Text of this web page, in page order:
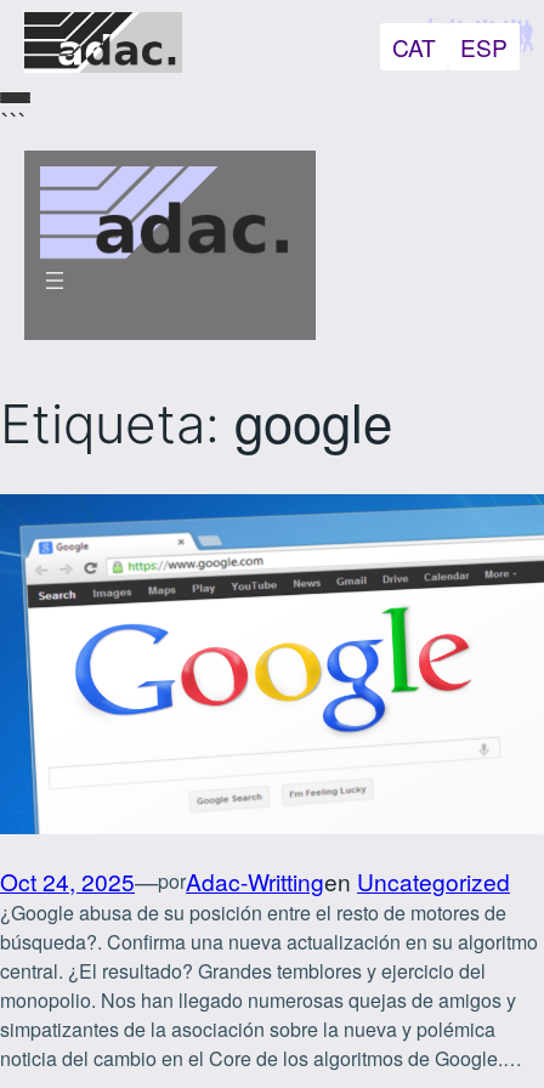
CAT ESP
```
Etiqueta: google
Oct 24, 2025—porAdac-Writtingen Uncategorized
¿Google abusa de su posición entre el resto de motores de
búsqueda?. Confirma una nueva actualización en su algoritmo
central. ¿El resultado? Grandes temblores y ejercicio del
monopolio. Nos han llegado numerosas quejas de amigos y
simpatizantes de la asociación sobre la nueva y polémica
noticia del cambio en el Core de los algoritmos de Google.…